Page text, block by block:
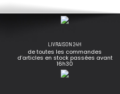
LIVRAISON 24H
de toutes les commandes
d’articles en stock passées avant
16h30